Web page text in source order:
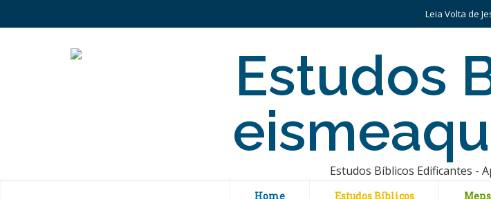
Leia Volta de
Estudos Bíblicos Edificantes -
Home Estudos Bíblicos